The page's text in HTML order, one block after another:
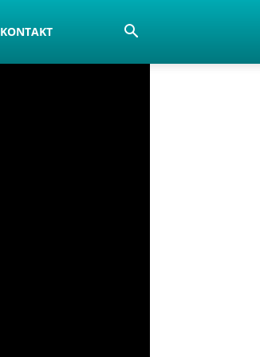
KONTAKT